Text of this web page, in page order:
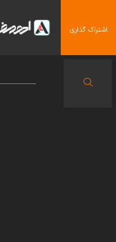
اشتراک گذاری